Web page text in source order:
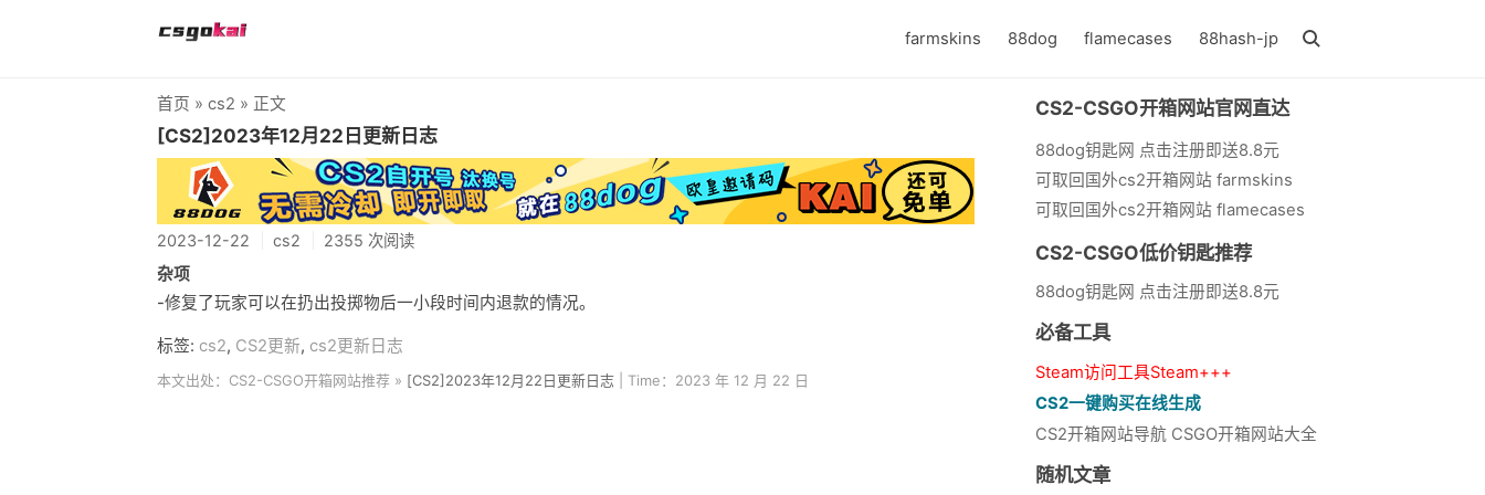
farmskins 88dog flamecases 88hash-jp
首页 » cs2 » 正文
[CS2]2023年12月22日更新日志
2023-12-22 cs2 2355 次阅读
杂项
-修复了玩家可以在扔出投掷物后一小段时间内退款的情况。
标签: cs2, CS2更新, cs2更新日志
本文出处：CS2-CSGO开箱网站推荐 » [CS2]2023年12月22日更新日志 | Time：2023 年 12 月 22 日
CS2-CSGO开箱网站官网直达
88dog钥匙网 点击注册即送8.8元
可取回国外cs2开箱网站 farmskins
可取回国外cs2开箱网站 flamecases
CS2-CSGO低价钥匙推荐
88dog钥匙网 点击注册即送8.8元
必备工具
Steam访问工具Steam+++
CS2一键购买在线生成
CS2开箱网站导航 CSGO开箱网站大全
随机文章